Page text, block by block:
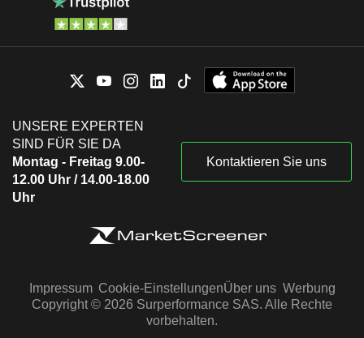
UNSERE EXPERTEN
SIND FÜR SIE DA
Montag - Freitag 9.00-
12.00 Uhr / 14.00-18.00
Uhr
Kontaktieren Sie uns
Impressum Cookie-EinstellungenÜber uns Werbung
Copyright © 2026 Surperformance SAS. Alle Rechte
vorbehalten.